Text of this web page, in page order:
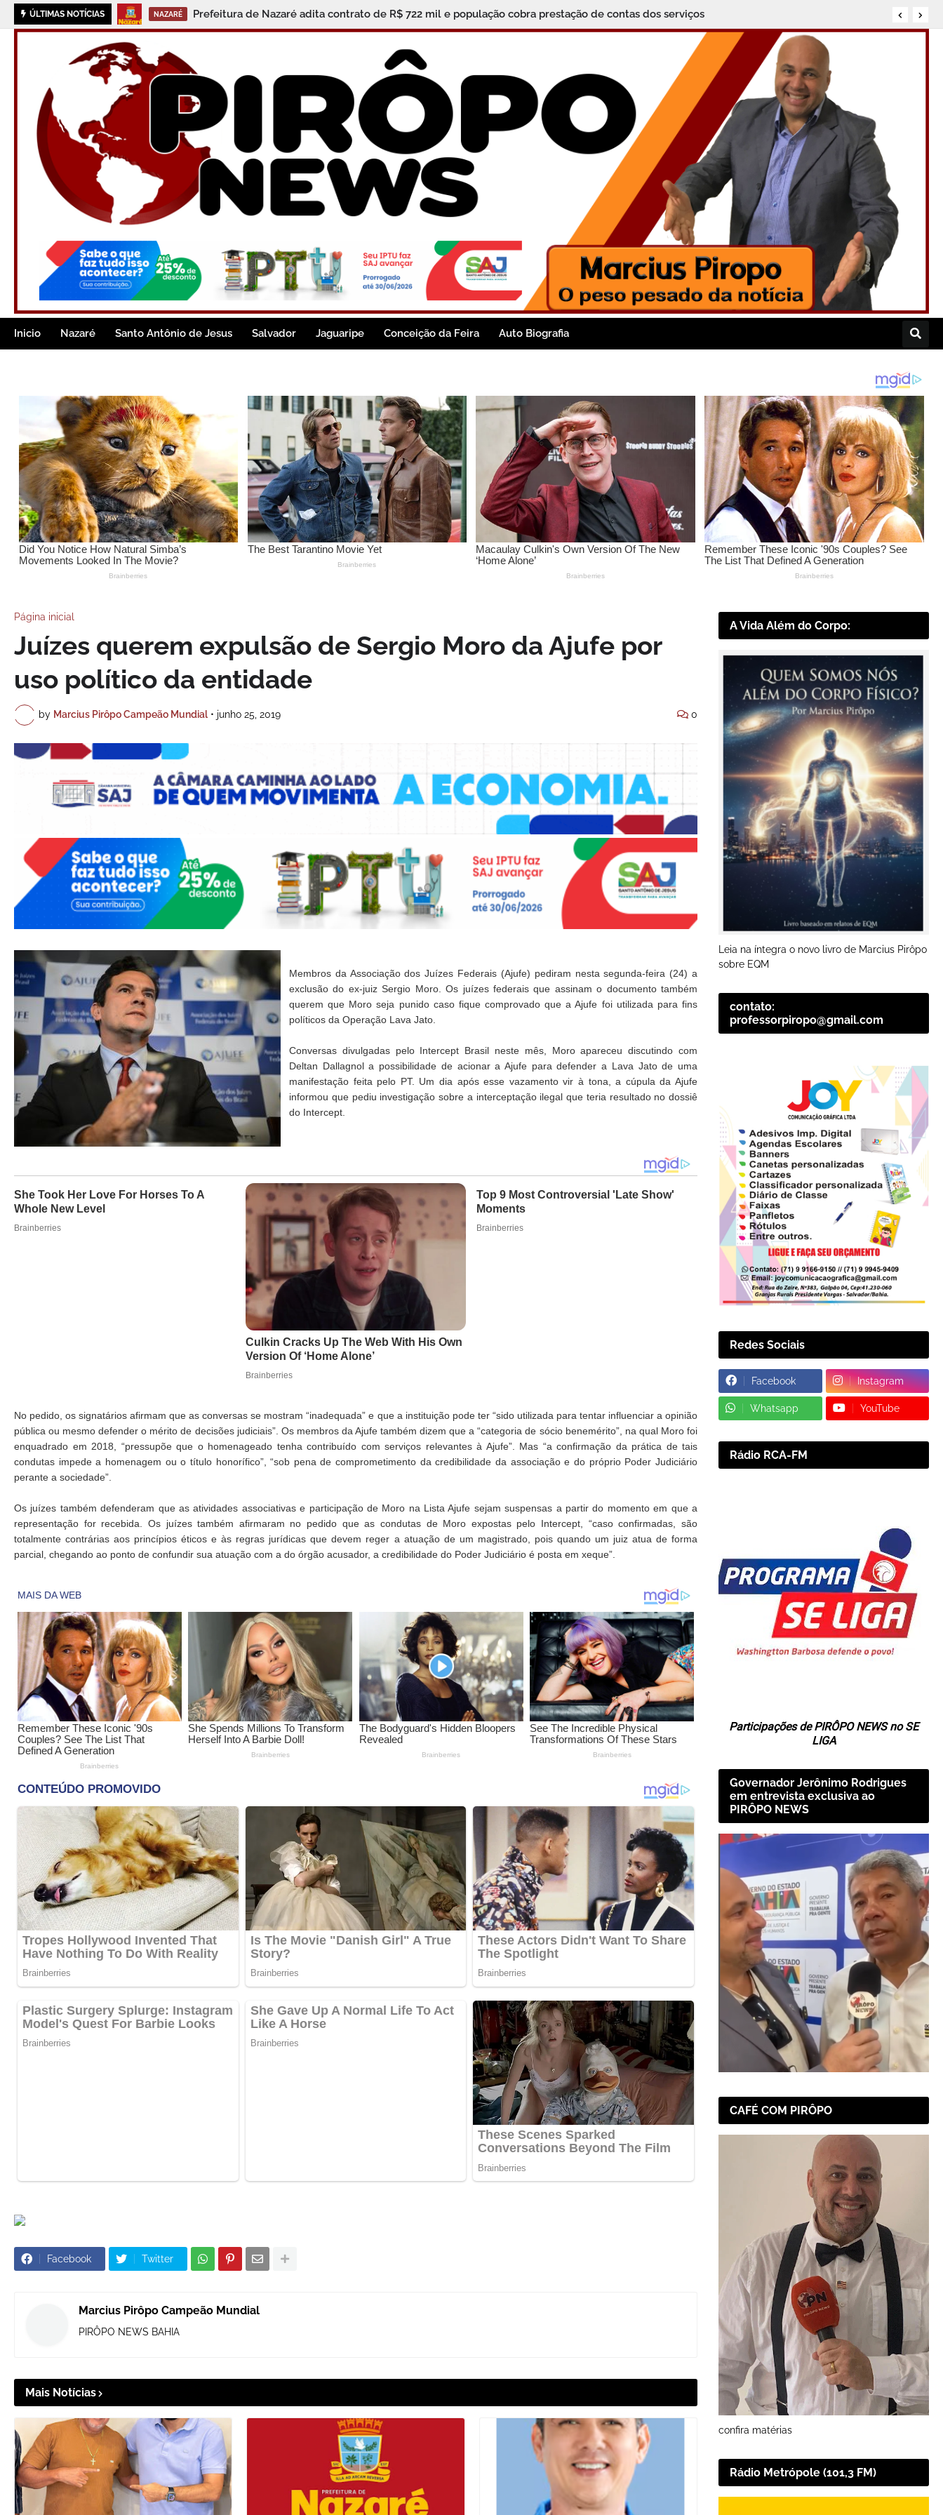
ÚLTIMAS NOTÍCIAS NAZARÉ Prefeitura de Nazaré adita contrato de R$ 722 mil e população cobra prestação de contas dos serviços
Inicio Nazaré Santo Antônio de Jesus Salvador Jaguaripe Conceição da Feira Auto Biografia
Página inicial
Juízes querem expulsão de Sergio Moro da Ajufe por
uso político da entidade
by Marcius Pirôpo Campeão Mundial • junho 25, 2019 0
Membros da Associação dos Juízes Federais (Ajufe) pediram nesta segunda-feira (24) a
exclusão do ex-juiz Sergio Moro. Os juízes federais que assinam o documento também
querem que Moro seja punido caso fique comprovado que a Ajufe foi utilizada para fins
políticos da Operação Lava Jato.
Conversas divulgadas pelo Intercept Brasil neste mês, Moro apareceu discutindo com
Deltan Dallagnol a possibilidade de acionar a Ajufe para defender a Lava Jato de uma
manifestação feita pelo PT. Um dia após esse vazamento vir à tona, a cúpula da Ajufe
informou que pediu investigação sobre a interceptação ilegal que teria resultado no dossiê
do Intercept.
No pedido, os signatários afirmam que as conversas se mostram “inadequada” e que a instituição pode ter “sido utilizada para tentar influenciar a opinião
pública ou mesmo defender o mérito de decisões judiciais”. Os membros da Ajufe também dizem que a “categoria de sócio benemérito”, na qual Moro foi
enquadrado em 2018, “pressupõe que o homenageado tenha contribuído com serviços relevantes à Ajufe”. Mas “a confirmação da prática de tais
condutas impede a homenagem ou o título honorífico”, “sob pena de comprometimento da credibilidade da associação e do próprio Poder Judiciário
perante a sociedade”.
Os juízes também defenderam que as atividades associativas e participação de Moro na Lista Ajufe sejam suspensas a partir do momento em que a
representação for recebida. Os juízes também afirmaram no pedido que as condutas de Moro expostas pelo Intercept, “caso confirmadas, são
totalmente contrárias aos princípios éticos e às regras jurídicas que devem reger a atuação de um magistrado, pois quando um juiz atua de forma
parcial, chegando ao ponto de confundir sua atuação com a do órgão acusador, a credibilidade do Poder Judiciário é posta em xeque”.
Facebook Twitter
Marcius Pirôpo Campeão Mundial
PIRÔPO NEWS BAHIA
Mais Notícias
A Vida Além do Corpo:
Leia na íntegra o novo livro de Marcius Pirôpo
sobre EQM
contato:
professorpiropo@gmail.com
Redes Sociais
Facebook Instagram
Whatsapp YouTube
Rádio RCA-FM
Participações de PIRÔPO NEWS no SE
LIGA
Governador Jerônimo Rodrigues
em entrevista exclusiva ao
PIRÔPO NEWS
CAFÉ COM PIRÔPO
confira matérias
Rádio Metrópole (101,3 FM)